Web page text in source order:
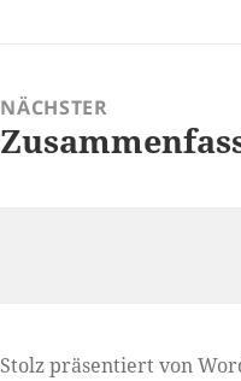
NÄCHSTER
Nächster
Stolz präsentiert von